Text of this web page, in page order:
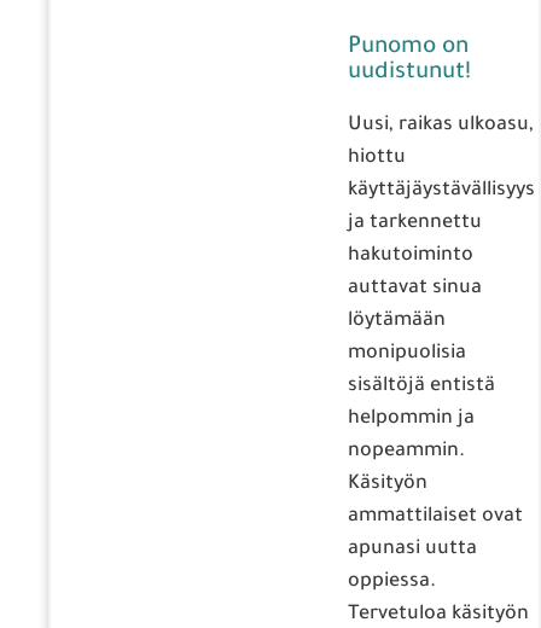
Punomo on
uudistunut!
Uusi, raikas ulkoasu,
hiottu
käyttäjäystävällisyys
ja tarkennettu
hakutoiminto
auttavat sinua
löytämään
monipuolisia
sisältöjä entistä
helpommin ja
nopeammin.
Käsityön
ammattilaiset ovat
apunasi uutta
oppiessa.
Tervetuloa käsityön